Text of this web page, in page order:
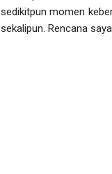
sedikitpun momen
sekalipun. Rencana